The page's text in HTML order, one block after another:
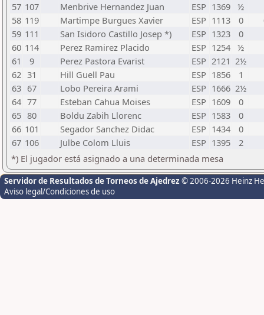
57 107 Menbrive Hernandez Juan ESP 1369 ½
58 119 Martimpe Burgues Xavier ESP 1113 0
59 111 San Isidoro Castillo Josep *) ESP 1323 0
60 114 Perez Ramirez Placido ESP 1254 ½
61
9 Perez Pastora Evarist ESP 2121 2½
62 31 Hill Guell Pau ESP 1856
1
63 67 Lobo Pereira Arami ESP 1666 2½
64 77 Esteban Cahua Moises ESP 1609
0
65 80 Boldu Zabih Llorenc ESP 1583
0
66 101 Segador Sanchez Didac ESP 1434
0
67 106 Julbe Colom Lluis ESP 1395
2
*) El jugador está asignado a una determinada mesa
Servidor de Resultados de Torneos de Ajedrez © 2006-2026 Heinz
Aviso legal/Condiciones de uso